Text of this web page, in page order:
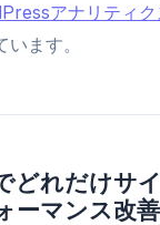
アナリティ
ます。
どれだけサ
マンス改